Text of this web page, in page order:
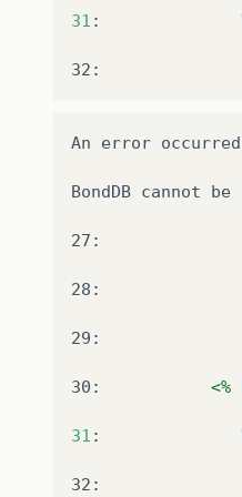
31 :
32:
An error
BondDB cannot
27:
28:
29:
30: <%
31 :
32: